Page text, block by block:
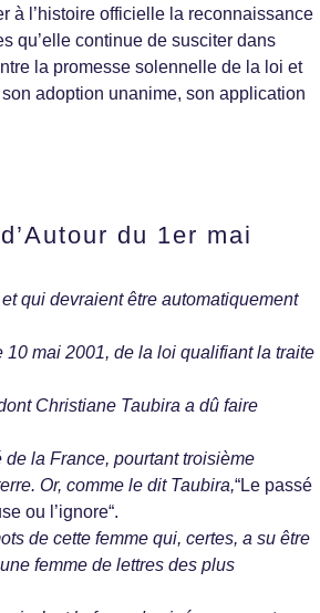
à l’histoire officielle la reconnaissance
qu’elle continue de susciter dans
la promesse solennelle de la loi et
adoption unanime, son application
du 1er mai
qui devraient être automatiquement
10 mai 2001, de la loi qualifiant la traite
Christiane Taubira a dû faire
de la France, pourtant troisième
Or, comme le dit Taubira,“Le passé
ou l’ignore“.
de cette femme qui, certes, a su être
femme de lettres des plus